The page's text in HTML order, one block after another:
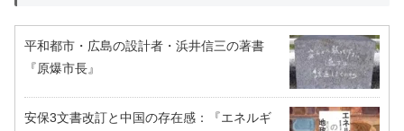
平和都市・広島の設計者・浜井信三の著書
『原爆市長』
安保3文書改訂と中国の存在感：『エネルギ